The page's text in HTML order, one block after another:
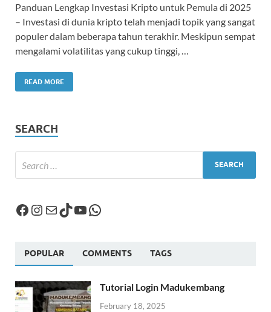
Panduan Lengkap Investasi Kripto untuk Pemula di 2025
– Investasi di dunia kripto telah menjadi topik yang sangat
populer dalam beberapa tahun terakhir. Meskipun sempat
mengalami volatilitas yang cukup tinggi, …
READ MORE
SEARCH
POPULAR COMMENTS TAGS
Tutorial Login Madukembang
February 18, 2025